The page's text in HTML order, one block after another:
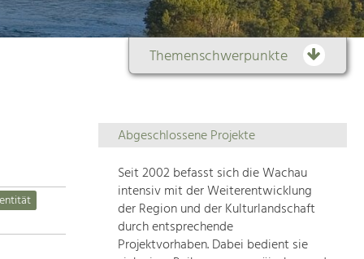
Themenschwerpunkte
Themenübersicht
Die
Regionalentwicklung
in
unserer
Region
ist
Abgeschlossene Projekte
Seit 2002 befasst sich die Wachau
intensiv mit der Weiterentwicklung
der Region und der Kulturlandschaft
durch entsprechende
Projektvorhaben. Dabei bedient sie